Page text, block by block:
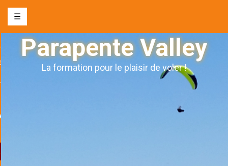
☰
Parapente Valley
La formation pour le plaisir de voler !